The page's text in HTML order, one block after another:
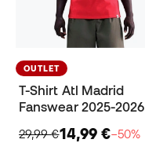
OUTLET
T-Shirt Atl Madrid
Fanswear 2025-2026
29,99 €14,99 €−50%